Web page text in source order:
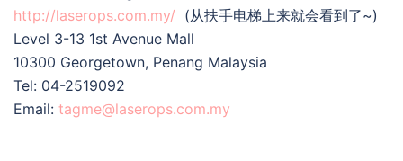
http://laserops.com.my/ (从扶手电梯上来就会看到了~)
Level 3-13 1st Avenue Mall
10300 Georgetown, Penang Malaysia
Tel: 04-2519092
Email: tagme@laserops.com.my